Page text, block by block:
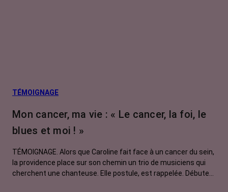
prévention
Traitements
contre le cancer
TÉMOIGNAGE
Mon cancer, ma vie : « Le cancer, la foi, le
blues et moi ! »
TÉMOIGNAGE. Alors que Caroline fait face à un cancer du sein,
la providence place sur son chemin un trio de musiciens qui
cherchent une chanteuse. Elle postule, est rappelée. Débute